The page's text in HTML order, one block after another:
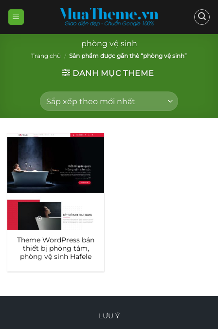
phòng vệ sinh
Trang chủ / Sản phẩm được gắn thẻ “phòng vệ sinh”
DANH MỤC THEME
Theme WordPress bán
thiết bị phòng tắm,
phòng vệ sinh Hafele
LƯU Ý